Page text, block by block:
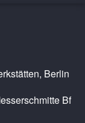
Berlin
Bf